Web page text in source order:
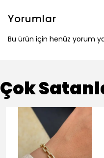
Yorumlar
Bu ürün için henüz yorum
Çok